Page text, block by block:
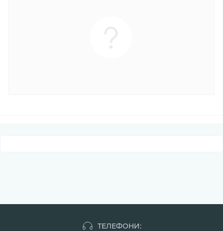
ТЕЛЕФОНИ: